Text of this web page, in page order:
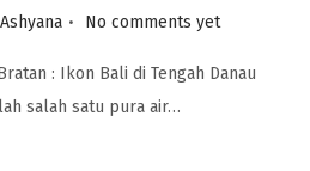
. No comments yet
: Ikon Bali di Tengah Danau
salah satu pura air…